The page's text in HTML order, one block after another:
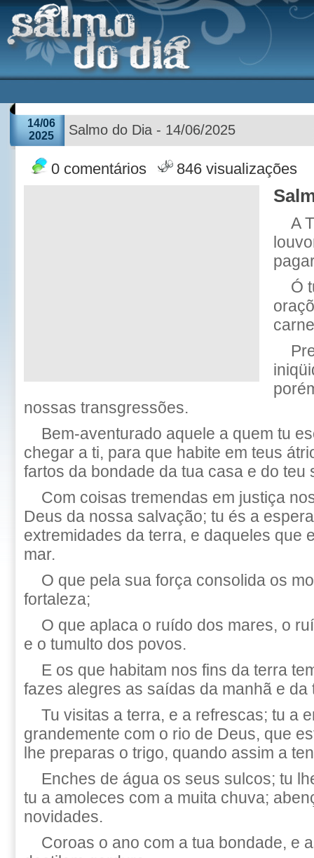
14/06
2025
Salmo do Dia - 14/06/2025
0 comentários 846 visualizações
A
Ó
nossas transgressões.
Bem-aventurado aquele a quem tu
chegar a ti, para que habite em teus
fartos da bondade da tua casa e do teu
Com coisas tremendas em justiça
Deus da nossa salvação; tu és a
extremidades da terra, e daqueles que
mar.
O que pela sua força consolida os
fortaleza;
O que aplaca o ruído dos mares, o
e o tumulto dos povos.
E os que habitam nos fins da terra
fazes alegres as saídas da manhã e da
Tu visitas a terra, e a refrescas; tu a
grandemente com o rio de Deus, que
lhe preparas o trigo, quando assim a
Enches de água os seus sulcos; tu
tu a amoleces com a muita chuva;
novidades.
Coroas o ano com a tua bondade, e